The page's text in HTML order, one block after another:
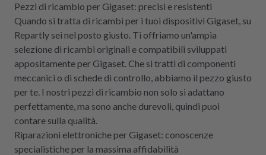
Pezzi di ricambio per Gigaset: precisi e resistenti
Quando si tratta di ricambi per i tuoi dispositivi Gigaset, su
Repartly sei nel posto giusto. Ti offriamo un'ampia
selezione di ricambi originali e compatibili sviluppati
appositamente per Gigaset. Che si tratti di componenti
meccanici o di schede di controllo, abbiamo il pezzo giusto
per te. I nostri pezzi di ricambio non solo si adattano
perfettamente, ma sono anche durevoli, quindi puoi
contare sulla qualità.
Riparazioni elettroniche per Gigaset: conoscenze
specialistiche per la massima affidabilità